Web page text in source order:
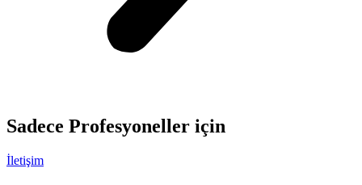
Sadece Profesyoneller için
İletişim